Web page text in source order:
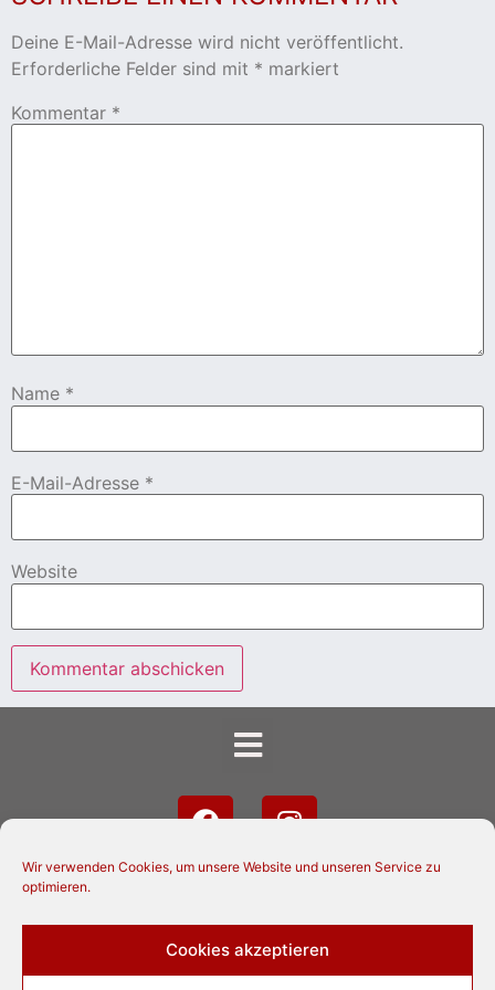
Wir verwenden Cookies, um unsere Website und unseren Service zu
optimieren.
Cookies akzeptieren
Deine E-Mail-Adresse wird nicht veröffentlicht.
Erforderliche Felder sind mit * markiert
Kommentar *
Name *
E-Mail-Adresse *
Website